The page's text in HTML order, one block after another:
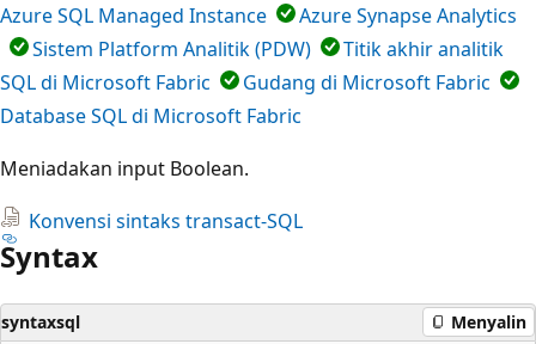
Azure SQL Managed Instance
Azure Synapse Analytics
Sistem Platform Analitik (PDW)
Titik akhir analitik
SQL di Microsoft Fabric
Gudang di Microsoft Fabric
Database SQL di Microsoft Fabric
Meniadakan input Boolean.
Konvensi sintaks transact-SQL
Syntax
syntaxsql Menyalin